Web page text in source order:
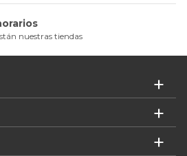
nuestras tiendas